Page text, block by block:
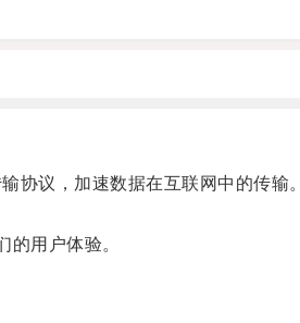
议，加速数据在互联网中的传输。
用户体验。